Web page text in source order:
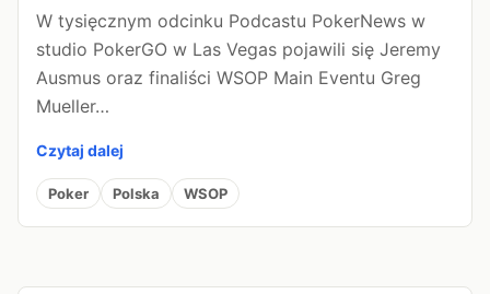
W tysięcznym odcinku Podcastu PokerNews w
studio PokerGO w Las Vegas pojawili się Jeremy
Ausmus oraz finaliści WSOP Main Eventu Greg
Mueller…
Czytaj dalej
Poker Polska WSOP